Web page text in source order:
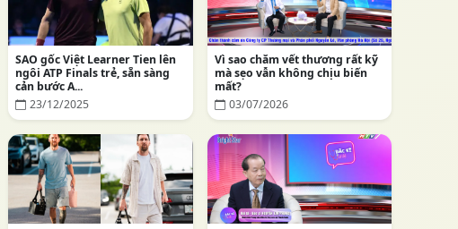
SAO gốc Việt Learner Tien lên
ngôi ATP Finals trẻ, sẵn sàng
cản bước A...
23/12/2025
Vì sao chăm vết thương rất kỹ
mà sẹo vẫn không chịu biến
mất?
03/07/2026